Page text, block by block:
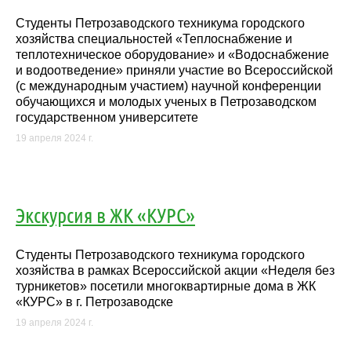
Студенты Петрозаводского техникума городского
хозяйства специальностей «Теплоснабжение и
теплотехническое оборудование» и «Водоснабжение
и водоотведение» приняли участие во Всероссийской
(с международным участием) научной конференции
обучающихся и молодых ученых в Петрозаводском
государственном университете
19 апреля 2024 г.
Экскурсия в ЖК «КУРС»
Студенты Петрозаводского техникума городского
хозяйства в рамках Всероссийской акции «Неделя без
турникетов» посетили многоквартирные дома в ЖК
«КУРС» в г. Петрозаводске
19 апреля 2024 г.